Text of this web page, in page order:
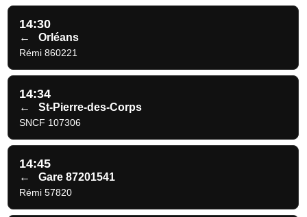
14:30
← Orléans
Rémi 860221
14:34
← St-Pierre-des-Corps
SNCF 107306
14:45
← Gare 87201541
Rémi 57820